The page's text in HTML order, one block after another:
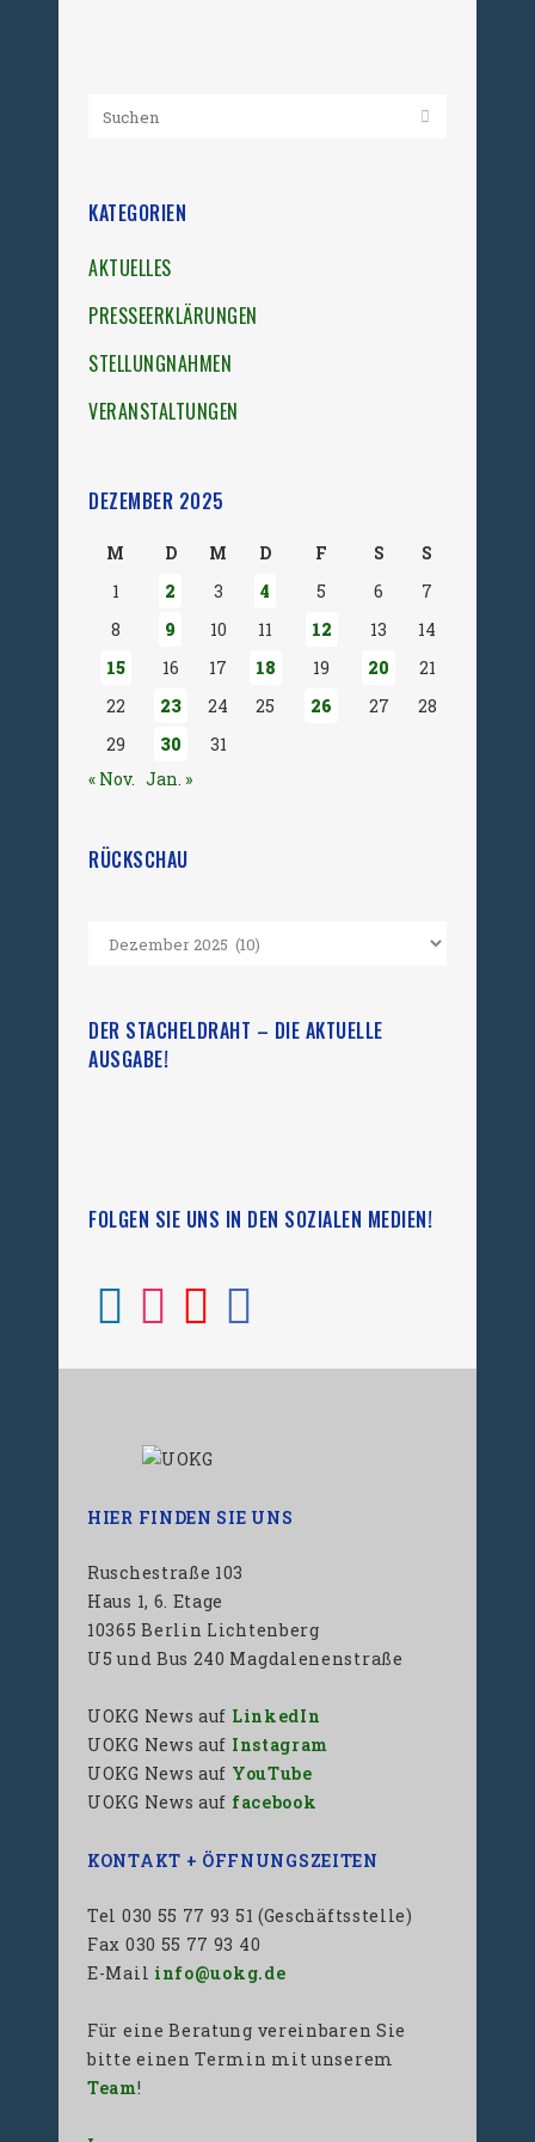
KATEGORIEN
AKTUELLES
PRESSEERKLÄRUNGEN
STELLUNGNAHMEN
VERANSTALTUNGEN
DEZEMBER 2025
M D M D F S
S
1
2 3 4 5 6
7
8
9 10 11 12 13
14
15
16 17 18 19 20
21
22
23 24 25 26 27
28
29
30
31
« Nov. Jan. »
RÜCKSCHAU
DER STACHELDRAHT – DIE AKTUELLE
AUSGABE!
FOLGEN SIE UNS IN DEN SOZIALEN MEDIEN!
HIER FINDEN SIE UNS
Ruschestraße 103
Haus 1, 6. Etage
10365 Berlin Lichtenberg
U5 und Bus 240 Magdalenenstraße
UOKG News auf LinkedIn
UOKG News auf Instagram
UOKG News auf YouTube
UOKG News auf facebook
KONTAKT + ÖFFNUNGSZEITEN
Tel 030 55 77 93 51 (Geschäftsstelle)
Fax 030 55 77 93 40
E-Mail info@uokg.de
Für eine Beratung vereinbaren Sie
bitte einen Termin mit unserem
Team!